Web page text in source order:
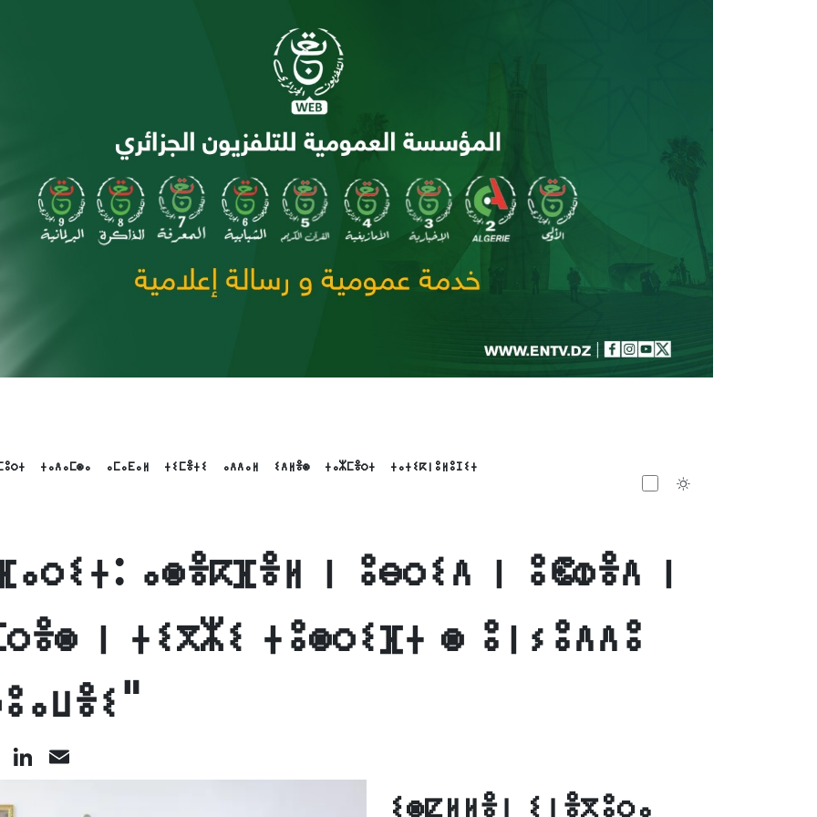
ⵜⴰⴷⴰⵎⵙⴰ ⴰⵎⴰⴹⴰⵍ ⵜⵉⵎⴻⵜⵉ ⴰⴷⴷⴰⵍ ⵉⴷⵍⴻⵙ ⵜⴰⵣⵎⴻⵔⵜ
ⵜⴰⵜⵉⴽⵏⵓⵍⵓⵊⵉⵜ
ⴰⵙⴻⴽⴼⴻⵍ ⵏ ⵓⴱⵔⵉⴷ ⵏ ⵓⵞⵀⴻⴷ ⵏ
ⵏ ⵜⵉⴳⵣⵉ ⵜⵓⵙⵔⵉⴼⵜ ⵙ ⵓⵏⵢⵓⴷⴷⵓ
LinkedIn
ⵉⵙⵇⵍⵍⴻⵏ ⵉⵏⴻⴳⵓⵔⴰ